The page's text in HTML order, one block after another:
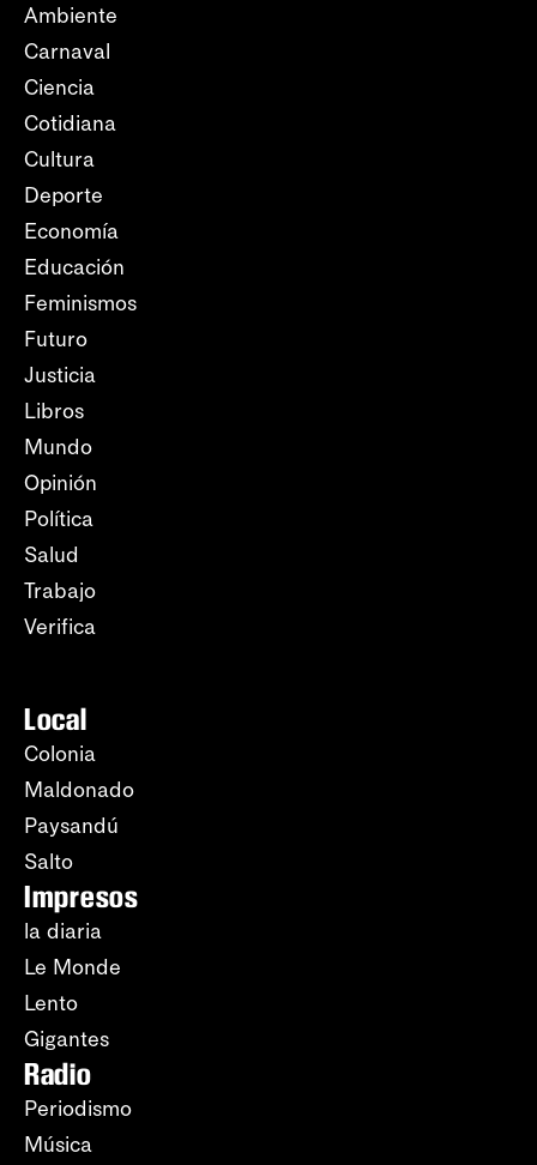
Ambiente
Carnaval
Ciencia
Cotidiana
Cultura
Deporte
Economía
Educación
Feminismos
Futuro
Justicia
Libros
Mundo
Opinión
Política
Salud
Trabajo
Verifica
Local
Colonia
Maldonado
Paysandú
Salto
Impresos
la diaria
Le Monde
Lento
Gigantes
Radio
Periodismo
Música